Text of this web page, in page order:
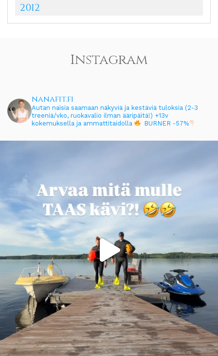
2012
Instagram
nanafit.fi
Autan naisia saamaan näkyviä ja kestäviä tuloksia (2-3
treeniä/vko, ruokavalio ilman ääripäitä!) +13v
kokemuksella ja ammattitaidolla
BURNER -57%